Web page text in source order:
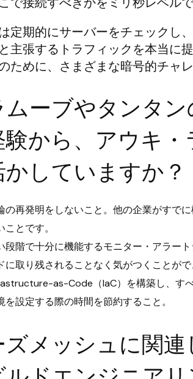
定期的にサーバーをチェックし
主張するトラフィックを本当に
ために、さまざまな暗号的チャ
ムーブやタンタ
から、アウキ
かしていますか？
の再発明をしないこと。他の企業がすで
ことです。
段階で十分に機能するモニター・アラー
に取り残されることなく気がつくことがで
as-Code（IaC）を構築し、す
を設定する際の時間を節約すること。
ズメッシュに関